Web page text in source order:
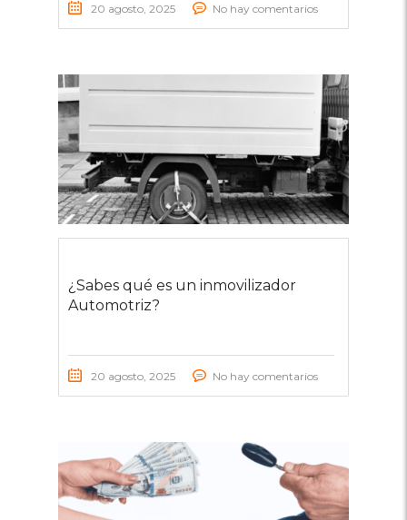
20 agosto, 2025 No hay comentarios
¿Sabes qué es un inmovilizador
Automotriz?
20 agosto, 2025 No hay comentarios